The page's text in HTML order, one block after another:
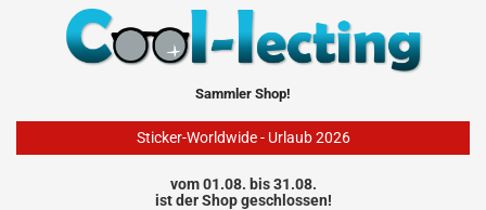
Sammler Shop!
Sticker-Worldwide - Urlaub 2026
vom 01.08. bis 31.08.
ist der Shop geschlossen!